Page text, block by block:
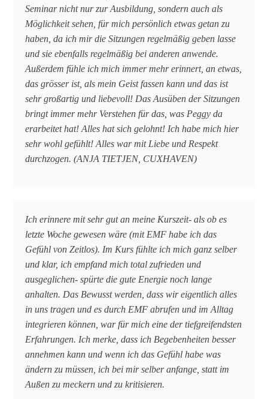
Seminar nicht nur zur Ausbildung, sondern auch als
Möglichkeit sehen, für mich persönlich etwas getan zu
haben, da ich mir die Sitzungen regelmäßig geben lasse
und sie ebenfalls regelmäßig bei anderen anwende.
Außerdem fühle ich mich immer mehr erinnert, an etwas,
das grösser ist, als mein Geist fassen kann und das ist
sehr großartig und liebevoll! Das Ausüben der Sitzungen
bringt immer mehr Verstehen für das, was Peggy da
erarbeitet hat! Alles hat sich gelohnt! Ich habe mich hier
sehr wohl gefühlt! Alles war mit Liebe und Respekt
durchzogen. (ANJA TIETJEN, CUXHAVEN)
Ich erinnere mit sehr gut an meine Kurszeit- als ob es
letzte Woche gewesen wäre (mit EMF habe ich das
Gefühl von Zeitlos). Im Kurs fühlte ich mich ganz selber
und klar, ich empfand mich total zufrieden und
ausgeglichen- spürte die gute Energie noch lange
anhalten. Das Bewusst werden, dass wir eigentlich alles
in uns tragen und es durch EMF abrufen und im Alltag
integrieren können, war für mich eine der tiefgreifendsten
Erfahrungen. Ich merke, dass ich Begebenheiten besser
annehmen kann und wenn ich das Gefühl habe was
ändern zu müssen, ich bei mir selber anfange, statt im
Außen zu meckern und zu kritisieren.